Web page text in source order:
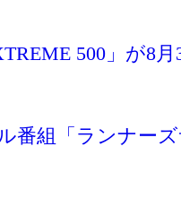
500」が8月
組「ランナー